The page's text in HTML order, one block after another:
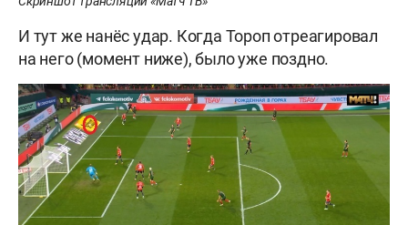
И тут же нанёс удар. Когда Тороп отреагировал
на него (момент ниже), было уже поздно.